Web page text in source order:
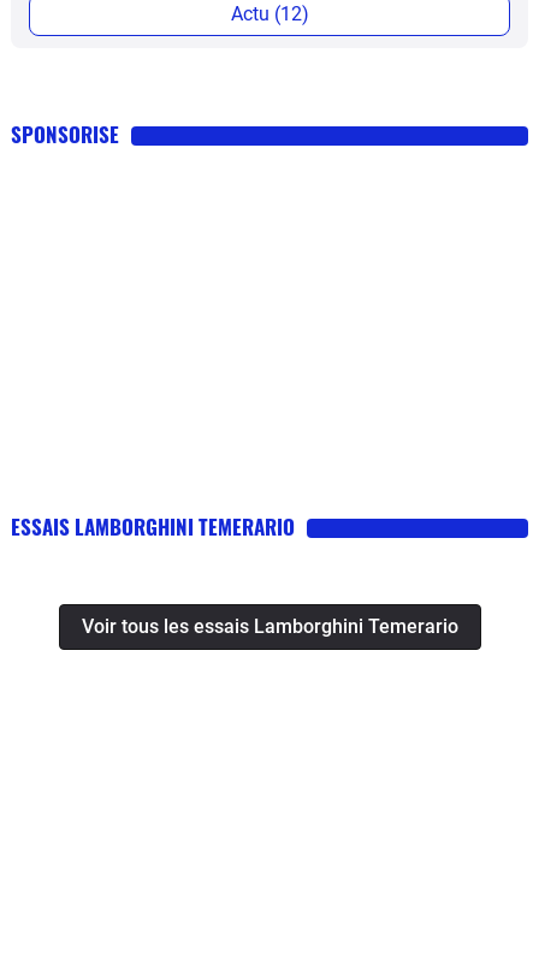
Actu (12)
SPONSORISE
ESSAIS LAMBORGHINI TEMERARIO
Voir tous les essais Lamborghini Temerario